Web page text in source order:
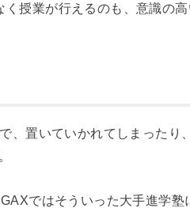
授業が行えるのも、意識の高
、置いていかれてしまったり
ではそういった大手進学塾